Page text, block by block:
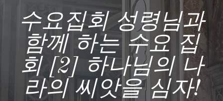
수요집회 성령님과
함께 하는 수요 집
회 [2] 하나님의 나
라의 씨앗을 심자!